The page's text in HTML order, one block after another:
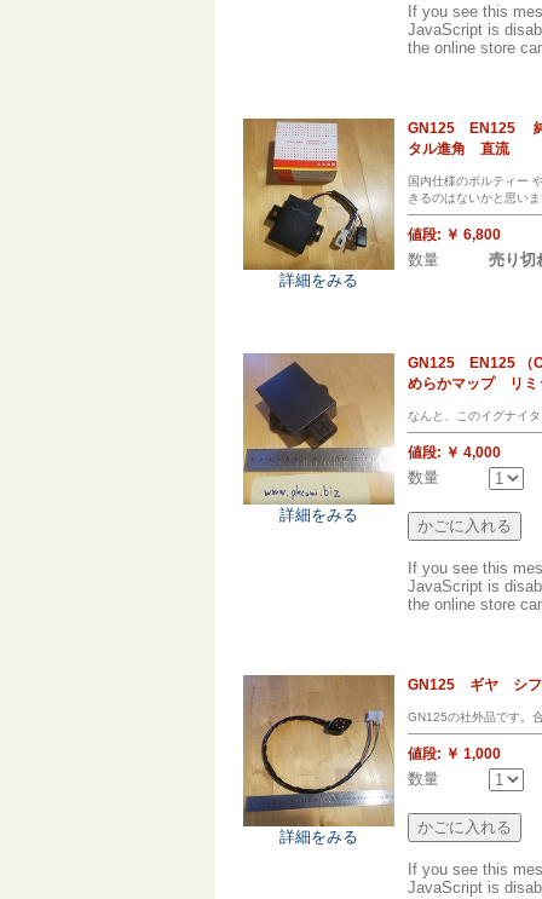
If you see this
JavaScript is
the online store
詳細をみる
GN125 EN125
タル進角 直流
国内仕様のボルティー
きるのはないかと思い
値段: ￥ 6,800
数量 売り切
詳細をみる
GN125 EN125
めらかマップ リミ
なんと、このイグナイ
値段: ￥ 4,000
数量
If you see this
JavaScript is
the online store
詳細をみる
GN125 ギヤ シ
GN125の社外品です。
値段: ￥ 1,000
数量
If you see this
JavaScript is